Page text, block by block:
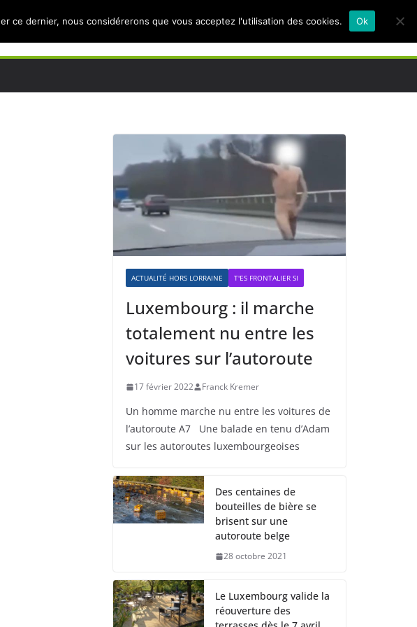
ACTUALITÉ HORS LORRAINE T'ES FRONTALIER SI
Luxembourg : il marche
totalement nu entre les
voitures sur l’autoroute
17 février 2022 Franck Kremer
Un homme marche nu entre les voitures de
l’autoroute A7 Une balade en tenu d’Adam
sur les autoroutes luxembourgeoises
Des centaines de
bouteilles de bière se
brisent sur une
autoroute belge
28 octobre 2021
Le Luxembourg valide la
réouverture des
ce dernier, nous considérerons que vous acceptez l'utilisation des cookies. Ok